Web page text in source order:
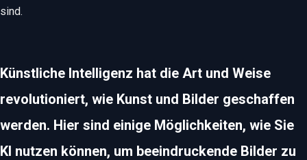
sind.
Künstliche Intelligenz hat die Art und Weise
revolutioniert, wie Kunst und Bilder geschaffen
werden. Hier sind einige Möglichkeiten, wie Sie
KI nutzen können, um beeindruckende Bilder zu